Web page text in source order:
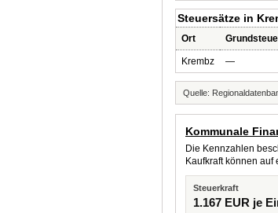
Steuersätze in
Ort
Krembz —
Quelle:
Kommunale
Die Kennzahlen
Kaufkraft können
Steuerkraft
1.167 EUR je